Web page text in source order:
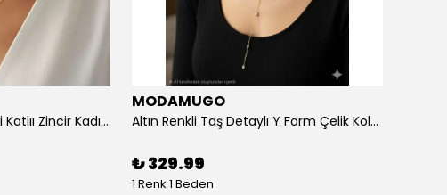
Altın Renk Kuş Figürlü iki Katlıı Zincir Kadın Y Kolye
MODAMUGO
Altın Renkli Taş Detaylı Y Form Çelik Kolye
₺ 329.99
1 Renk 1 Beden